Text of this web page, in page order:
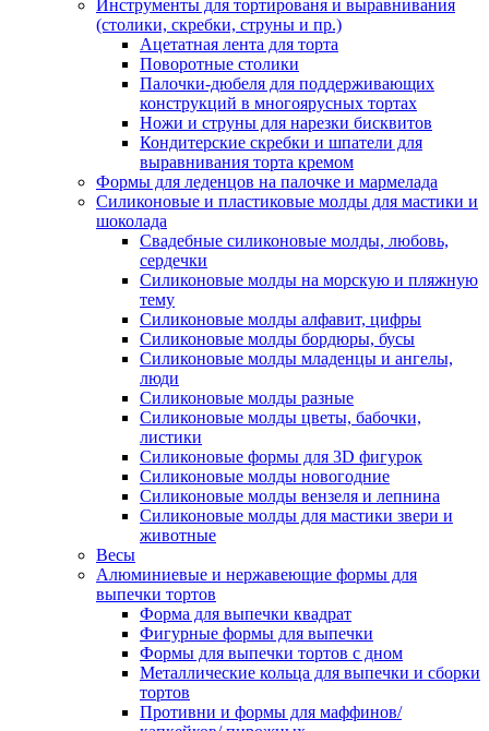
Инструменты для тортированя и выравнивания
(столики, скребки, струны и пр.)
Ацетатная лента для торта
Поворотные столики
Палочки-дюбеля для поддерживающих
конструкций в многоярусных тортах
Ножи и струны для нарезки бисквитов
Кондитерские скребки и шпатели для
выравнивания торта кремом
Формы для леденцов на палочке и мармелада
Силиконовые и пластиковые молды для мастики и
шоколада
Свадебные силиконовые молды, любовь,
сердечки
Силиконовые молды на морскую и пляжную
тему
Силиконовые молды алфавит, цифры
Силиконовые молды бордюры, бусы
Силиконовые молды младенцы и ангелы,
люди
Силиконовые молды разные
Силиконовые молды цветы, бабочки,
листики
Силиконовые формы для 3D фигурок
Силиконовые молды новогодние
Силиконовые молды вензеля и лепнина
Силиконовые молды для мастики звери и
животные
Весы
Алюминиевые и нержавеющие формы для
выпечки тортов
Форма для выпечки квадрат
Фигурные формы для выпечки
Формы для выпечки тортов с дном
Металлические кольца для выпечки и сборки
тортов
Противни и формы для маффинов/